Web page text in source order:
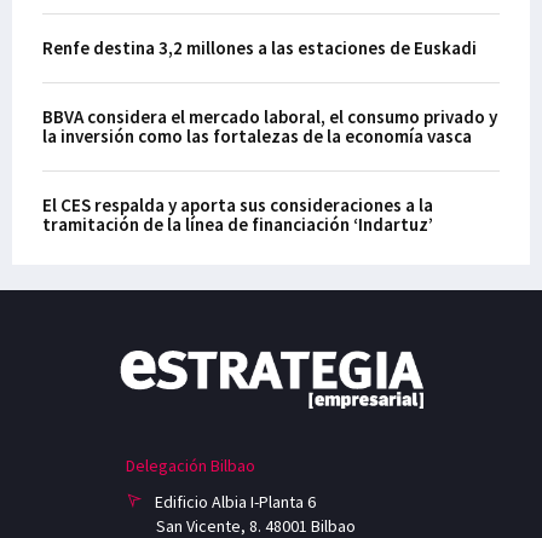
Renfe destina 3,2 millones a las estaciones de Euskadi
BBVA considera el mercado laboral, el consumo privado y
la inversión como las fortalezas de la economía vasca
El CES respalda y aporta sus consideraciones a la
tramitación de la línea de financiación ‘Indartuz’
Delegación Bilbao
Edificio Albia I-Planta 6
San Vicente, 8. 48001 Bilbao